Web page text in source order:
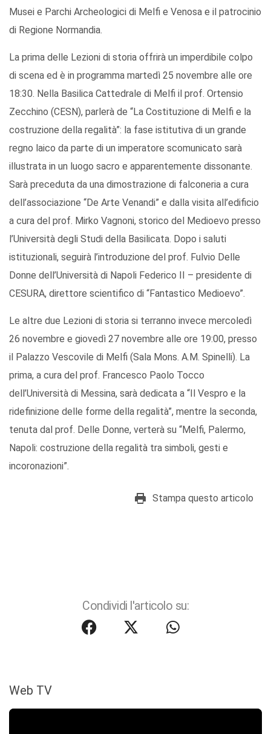
Musei e Parchi Archeologici di Melfi e Venosa e il patrocinio
di Regione Normandia.
La prima delle Lezioni di storia offrirà un imperdibile colpo
di scena ed è in programma martedì 25 novembre alle ore
18:30. Nella Basilica Cattedrale di Melfi il prof. Ortensio
Zecchino (CESN), parlerà de “La Costituzione di Melfi e la
costruzione della regalità”: la fase istitutiva di un grande
regno laico da parte di un imperatore scomunicato sarà
illustrata in un luogo sacro e apparentemente dissonante.
Sarà preceduta da una dimostrazione di falconeria a cura
dell’associazione “De Arte Venandi” e dalla visita all’edificio
a cura del prof. Mirko Vagnoni, storico del Medioevo presso
l’Università degli Studi della Basilicata. Dopo i saluti
istituzionali, seguirà l’introduzione del prof. Fulvio Delle
Donne dell’Università di Napoli Federico II – presidente di
CESURA, direttore scientifico di “Fantastico Medioevo”.
Le altre due Lezioni di storia si terranno invece mercoledì
26 novembre e giovedì 27 novembre alle ore 19:00, presso
il Palazzo Vescovile di Melfi (Sala Mons. A.M. Spinelli). La
prima, a cura del prof. Francesco Paolo Tocco
dell’Università di Messina, sarà dedicata a “Il Vespro e la
ridefinizione delle forme della regalità”, mentre la seconda,
tenuta dal prof. Delle Donne, verterà su “Melfi, Palermo,
Napoli: costruzione della regalità tra simboli, gesti e
incoronazioni”.
Stampa questo articolo
Condividi l'articolo su:
Web TV